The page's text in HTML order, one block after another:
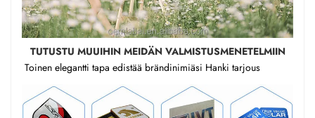
TUTUSTU MUUIHIN MEIDÄN VALMISTUSMENETELMIIN
Toinen elegantti tapa edistää brändinimiäsi Hanki tarjous